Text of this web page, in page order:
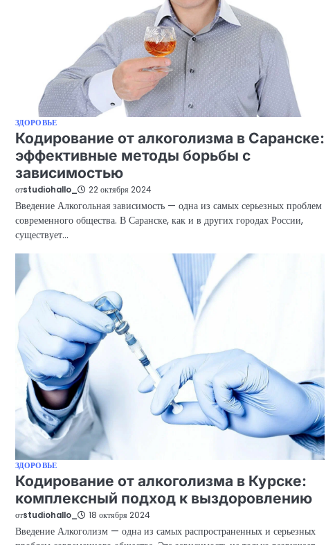
ЗДОРОВЬЕ
Кодирование от алкоголизма в Саранске:
эффективные методы борьбы с
зависимостью
отstudiohallo_ 22 октября 2024
Введение Алкогольная зависимость — одна из самых серьезных проблем
современного общества. В Саранске, как и в других городах России,
существует…
ЗДОРОВЬЕ
Кодирование от алкоголизма в Курске:
комплексный подход к выздоровлению
отstudiohallo_ 18 октября 2024
Введение Алкоголизм — одна из самых распространенных и серьезных